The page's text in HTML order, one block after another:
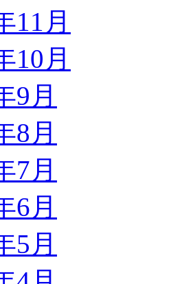
11月
10月
9月
8月
7月
6月
5月